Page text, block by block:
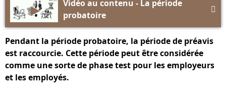
▶
Vidéo au contenu - La période
probatoire

Pendant la période probatoire, la période de préavis
est raccourcie. Cette période peut être considérée
comme une sorte de phase test pour les employeurs
et les employés.